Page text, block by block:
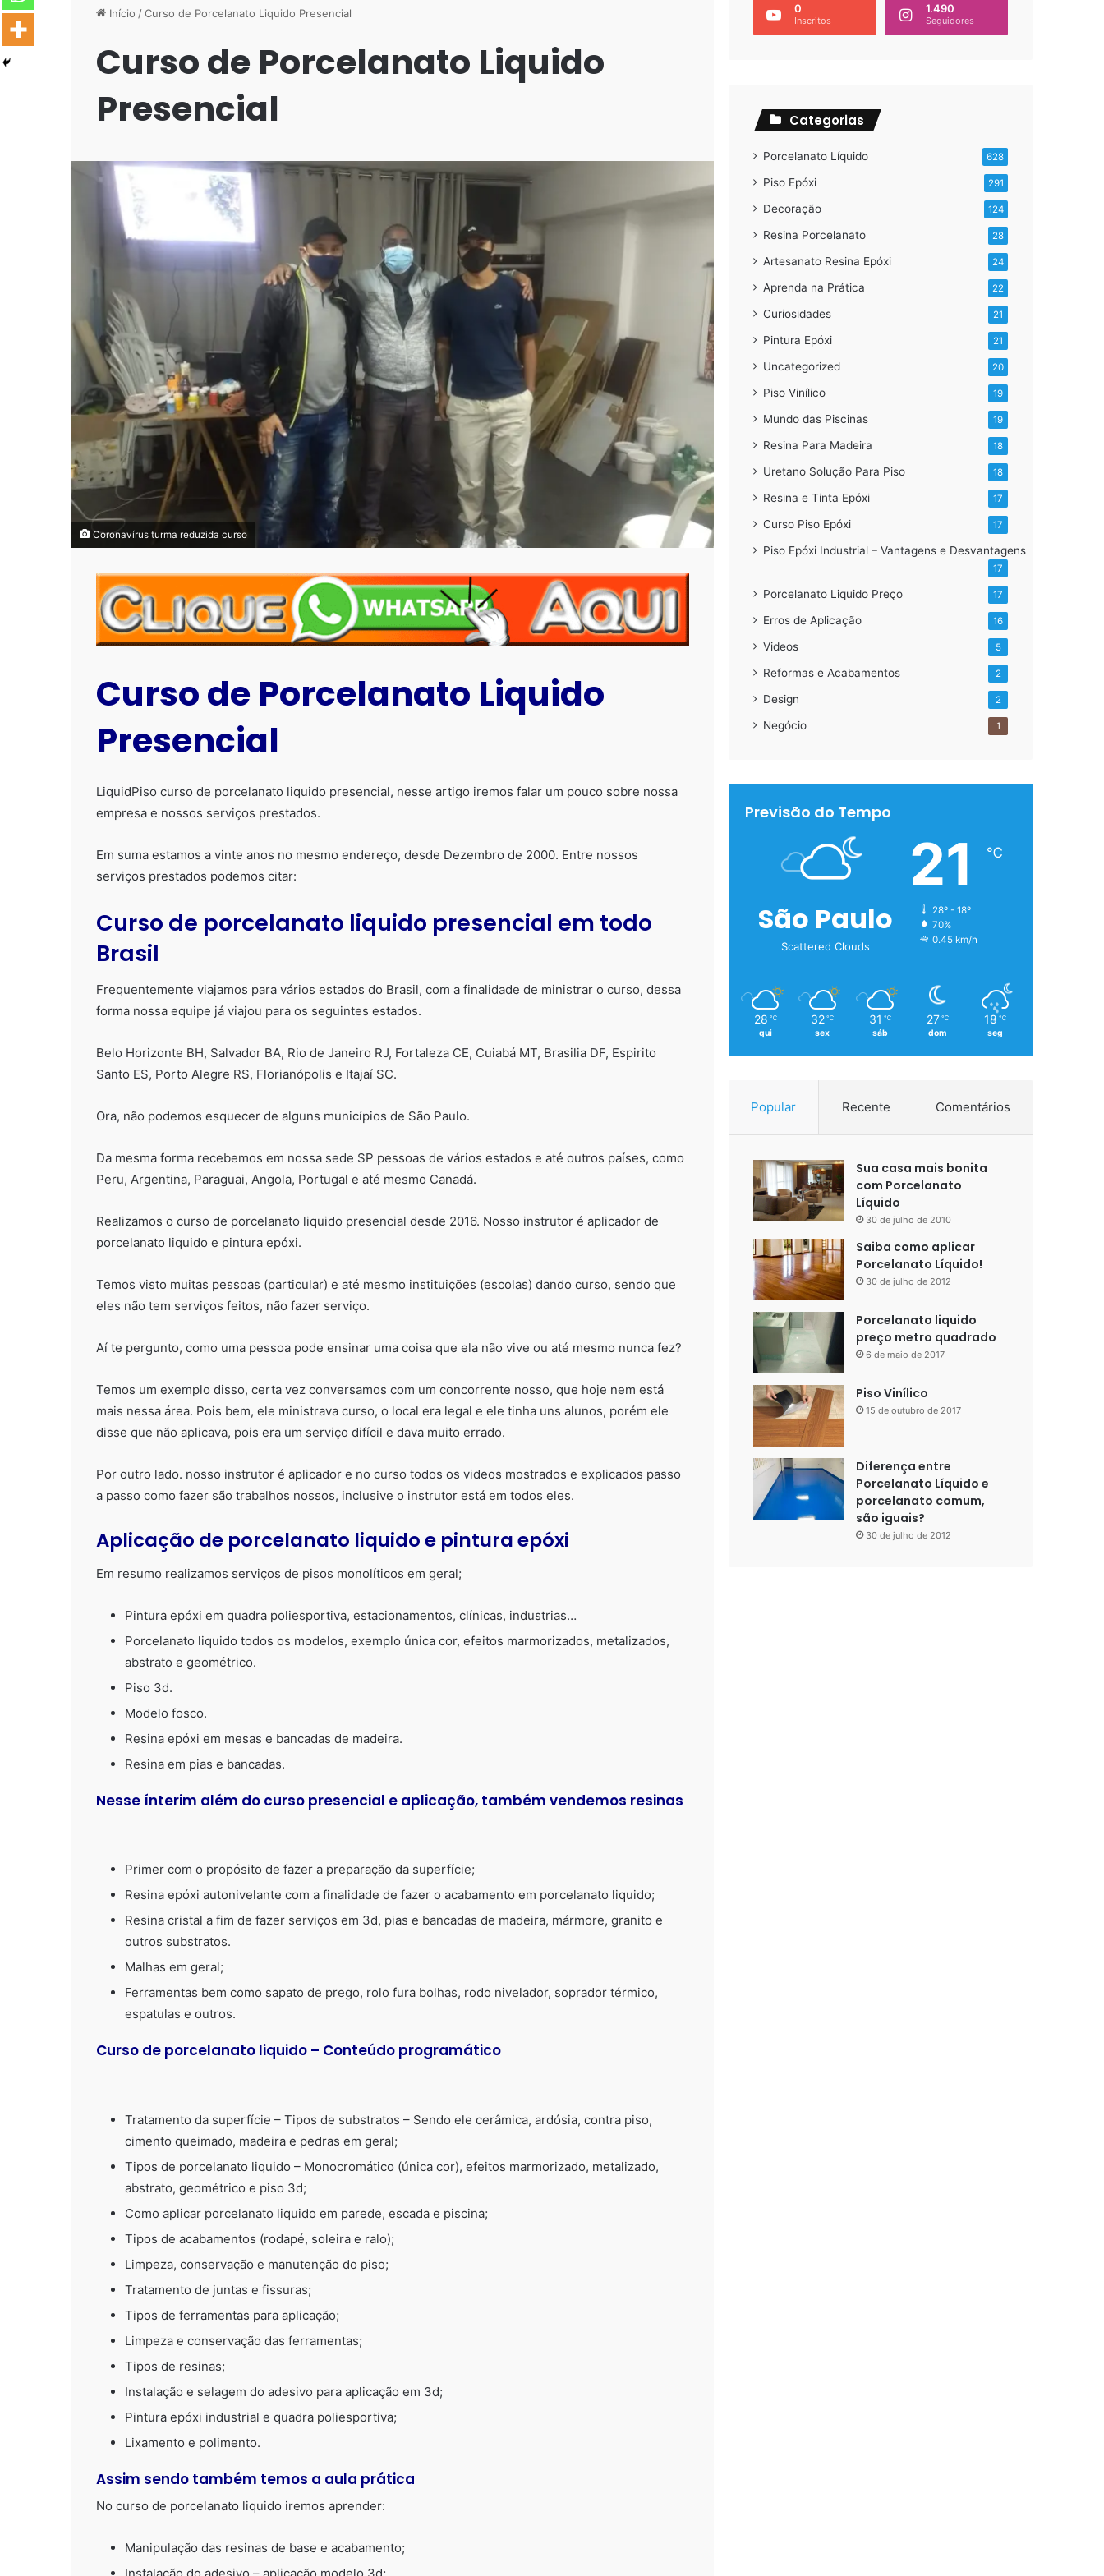
Início /Curso de Porcelanato Liquido Presencial
Curso de Porcelanato Liquido
Presencial
Coronavírus turma reduzida curso
Curso de Porcelanato Liquido
Presencial
LiquidPiso curso de porcelanato liquido presencial, nesse artigo iremos falar um pouco sobre nossa
empresa e nossos serviços prestados.
Em suma estamos a vinte anos no mesmo endereço, desde Dezembro de 2000. Entre nossos
serviços prestados podemos citar:
Curso de porcelanato liquido presencial em todo
Brasil
Frequentemente viajamos para vários estados do Brasil, com a finalidade de ministrar o curso, dessa
forma nossa equipe já viajou para os seguintes estados.
Belo Horizonte BH, Salvador BA, Rio de Janeiro RJ, Fortaleza CE, Cuiabá MT, Brasilia DF, Espirito
Santo ES, Porto Alegre RS, Florianópolis e Itajaí SC.
Ora, não podemos esquecer de alguns municípios de São Paulo.
Da mesma forma recebemos em nossa sede SP pessoas de vários estados e até outros países, como
Peru, Argentina, Paraguai, Angola, Portugal e até mesmo Canadá.
Realizamos o curso de porcelanato liquido presencial desde 2016. Nosso instrutor é aplicador de
porcelanato liquido e pintura epóxi.
Temos visto muitas pessoas (particular) e até mesmo instituições (escolas) dando curso, sendo que
eles não tem serviços feitos, não fazer serviço.
Aí te pergunto, como uma pessoa pode ensinar uma coisa que ela não vive ou até mesmo nunca fez?
Temos um exemplo disso, certa vez conversamos com um concorrente nosso, que hoje nem está
mais nessa área. Pois bem, ele ministrava curso, o local era legal e ele tinha uns alunos, porém ele
disse que não aplicava, pois era um serviço difícil e dava muito errado.
Por outro lado. nosso instrutor é aplicador e no curso todos os videos mostrados e explicados passo
a passo como fazer são trabalhos nossos, inclusive o instrutor está em todos eles.
Aplicação de porcelanato liquido e pintura epóxi
Em resumo realizamos serviços de pisos monolíticos em geral;
Pintura epóxi em quadra poliesportiva, estacionamentos, clínicas, industrias…
Porcelanato liquido todos os modelos, exemplo única cor, efeitos marmorizados, metalizados,
abstrato e geométrico.
Piso 3d.
Modelo fosco.
Resina epóxi em mesas e bancadas de madeira.
Resina em pias e bancadas.
Nesse ínterim além do curso presencial e aplicação, também vendemos resinas
Primer com o propósito de fazer a preparação da superfície;
Resina epóxi autonivelante com a finalidade de fazer o acabamento em porcelanato liquido;
Resina cristal a fim de fazer serviços em 3d, pias e bancadas de madeira, mármore, granito e
outros substratos.
Malhas em geral;
Ferramentas bem como sapato de prego, rolo fura bolhas, rodo nivelador, soprador térmico,
espatulas e outros.
Curso de porcelanato liquido – Conteúdo programático
Tratamento da superfície – Tipos de substratos – Sendo ele cerâmica, ardósia, contra piso,
cimento queimado, madeira e pedras em geral;
Tipos de porcelanato liquido – Monocromático (única cor), efeitos marmorizado, metalizado,
abstrato, geométrico e piso 3d;
Como aplicar porcelanato liquido em parede, escada e piscina;
Tipos de acabamentos (rodapé, soleira e ralo);
Limpeza, conservação e manutenção do piso;
Tratamento de juntas e fissuras;
Tipos de ferramentas para aplicação;
Limpeza e conservação das ferramentas;
Tipos de resinas;
Instalação e selagem do adesivo para aplicação em 3d;
Pintura epóxi industrial e quadra poliesportiva;
Lixamento e polimento.
Assim sendo também temos a aula prática
No curso de porcelanato liquido iremos aprender:
Manipulação das resinas de base e acabamento;
0
Inscritos
1.490
Seguidores
Categorias
Porcelanato Líquido 628
Piso Epóxi 291
Decoração 124
Resina Porcelanato 28
Artesanato Resina Epóxi 24
Aprenda na Prática 22
Curiosidades 21
Pintura Epóxi 21
Uncategorized 20
Piso Vinílico 19
Mundo das Piscinas 19
Resina Para Madeira 18
Uretano Solução Para Piso 18
Resina e Tinta Epóxi 17
Curso Piso Epóxi 17
Piso Epóxi Industrial – Vantagens e Desvantagens
17
Porcelanato Liquido Preço 17
Erros de Aplicação 16
Videos 5
Reformas e Acabamentos 2
Design 2
Negócio 1
Previsão do Tempo
São Paulo
Scattered Clouds
21 ℃
28º - 18º
70%
0.45 km/h
28 ℃
qui
32 ℃
sex
31 ℃
sáb
27 ℃
dom
18 ℃
seg
Popular Recente Comentários
Sua casa mais bonita
com Porcelanato
Líquido
30 de julho de 2010
Saiba como aplicar
Porcelanato Líquido!
30 de julho de 2012
Porcelanato liquido
preço metro quadrado
6 de maio de 2017
Piso Vinílico
15 de outubro de 2017
Diferença entre
Porcelanato Líquido e
porcelanato comum,
são iguais?
30 de julho de 2012